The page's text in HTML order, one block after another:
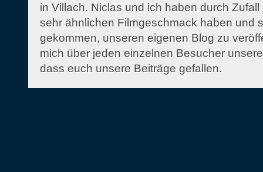
in Villach. Niclas und ich haben durch
sehr ähnlichen Filmgeschmack haben und
gekommen, unseren eigenen Blog zu
mich über jeden einzelnen Besucher
dass euch unsere Beiträge gefallen.